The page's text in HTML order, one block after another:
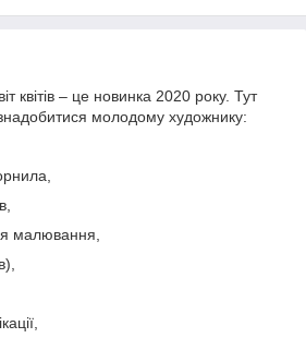
квітів – це новинка 2020 року. Тут
молодому художнику:
малювання,